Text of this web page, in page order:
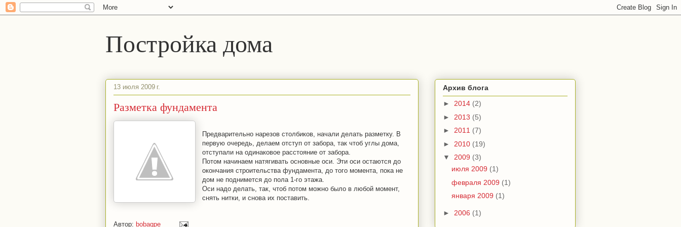
Постройка дома
13 июля 2009 г.
Разметка фундамента
Предварительно нарезов столбиков, начали делать разметку. В
первую очередь, делаем отступ от забора, так чтоб углы дома,
отступали на одинаковое расстояние от забора.
Потом начинаем натягивать основные оси. Эти оси остаются до
окончания строительства фундамента, до того момента, пока не
дом не поднимется до пола 1-го этажа.
Оси надо делать, так, чтоб потом можно было в любой момент,
снять нитки, и снова их поставить.
Автор: bobaqpe
Архив блога
► 2014 (2)
► 2013 (5)
► 2011 (7)
► 2010 (19)
▼ 2009 (3)
июля 2009 (1)
февраля 2009 (1)
января 2009 (1)
► 2006 (1)